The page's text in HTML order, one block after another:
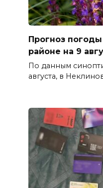
Прогноз
районе на 9
По данным
августа, в